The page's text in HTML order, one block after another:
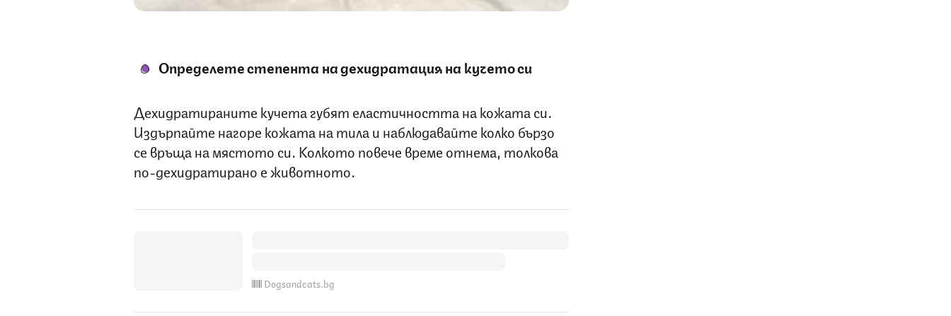
Определете степента на дехидратация на кучето си
Дехидратираните кучета губят еластичността на кожата си.
Издърпайте нагоре кожата на тила и наблюдавайте колко бързо
се връща на мястото си. Колкото повече време отнема, толкова
по-дехидратирано е животното.
Dogsandcats.bg